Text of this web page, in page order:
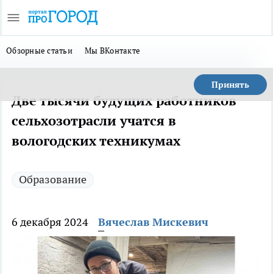
Обзорные статьи Мы ВКонтакте
Принять
Две тысячи будущих работников
сельхозотрасли учатся в
вологодских техникумах
Образование
6 декабря 2024 Вячеслав Мискевич